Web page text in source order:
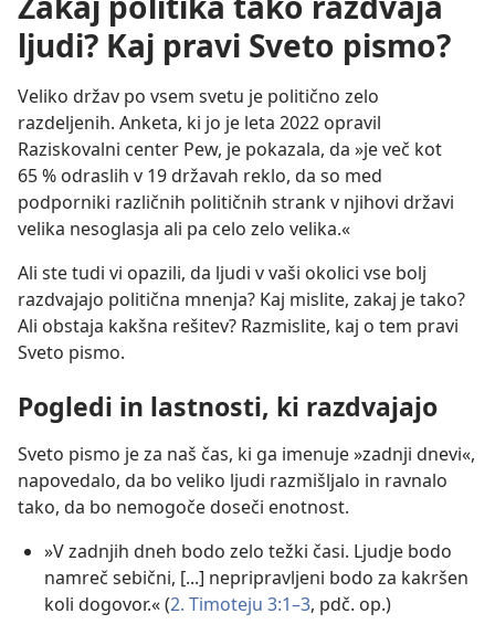
ljudi? Kaj pravi Sveto pismo?
Veliko držav po vsem svetu je politično zelo
razdeljenih. Anketa, ki jo je leta 2022 opravil
Raziskovalni center Pew, je pokazala, da »je več kot
65 % odraslih v 19 državah reklo, da so med
podporniki različnih političnih strank v njihovi državi
velika nesoglasja ali pa celo zelo velika.«
Ali ste tudi vi opazili, da ljudi v vaši okolici vse bolj
razdvajajo politična mnenja? Kaj mislite, zakaj je tako?
Ali obstaja kakšna rešitev? Razmislite, kaj o tem pravi
Sveto pismo.
Pogledi in lastnosti, ki razdvajajo
Sveto pismo je za naš čas, ki ga imenuje »zadnji dnevi«,
napovedalo, da bo veliko ljudi razmišljalo in ravnalo
tako, da bo nemogoče doseči enotnost.
»V zadnjih dneh bodo zelo težki časi. Ljudje bodo
namreč sebični, [...] nepripravljeni bodo za kakršen
koli dogovor.« (2. Timoteju 3:1–3, pdč. op.)